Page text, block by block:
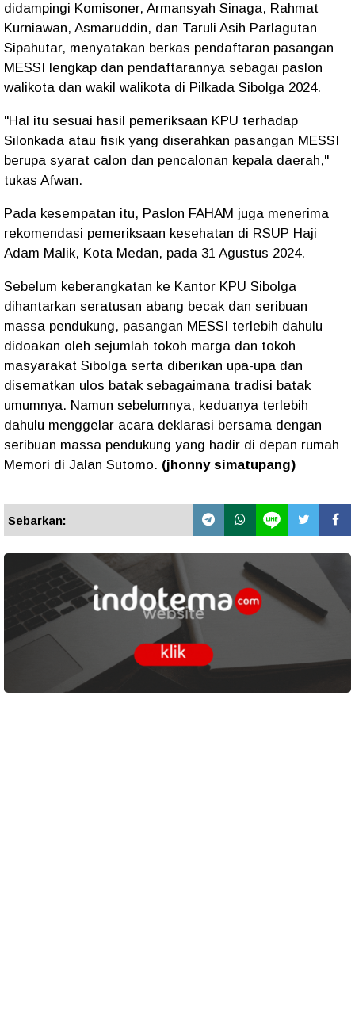
didampingi Komisoner, Armansyah Sinaga, Rahmat
Kurniawan, Asmaruddin, dan Taruli Asih Parlagutan
Sipahutar, menyatakan berkas pendaftaran pasangan
MESSI lengkap dan pendaftarannya sebagai paslon
walikota dan wakil walikota di Pilkada Sibolga 2024.
"Hal itu sesuai hasil pemeriksaan KPU terhadap
Silonkada atau fisik yang diserahkan pasangan MESSI
berupa syarat calon dan pencalonan kepala daerah,"
tukas Afwan.
Pada kesempatan itu, Paslon FAHAM juga menerima
rekomendasi pemeriksaan kesehatan di RSUP Haji
Adam Malik, Kota Medan, pada 31 Agustus 2024.
Sebelum keberangkatan ke Kantor KPU Sibolga
dihantarkan seratusan abang becak dan seribuan
massa pendukung, pasangan MESSI terlebih dahulu
didoakan oleh sejumlah tokoh marga dan tokoh
masyarakat Sibolga serta diberikan upa-upa dan
disematkan ulos batak sebagaimana tradisi batak
umumnya. Namun sebelumnya, keduanya terlebih
dahulu menggelar acara deklarasi bersama dengan
seribuan massa pendukung yang hadir di depan rumah
Memori di Jalan Sutomo. (jhonny simatupang)
Sebarkan: